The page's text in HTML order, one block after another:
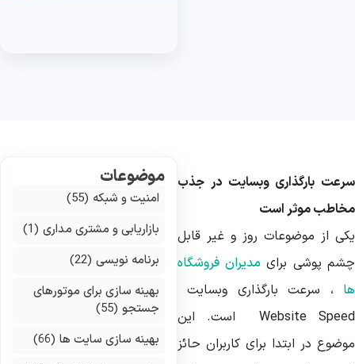
بارگذاری وبسایت در جذب
موثر است
از موضوعات روز و غیر قابل
پوشی برای مدیران فروشگاه
، سرعت بارگذاری وبسایت 
Website Speed  است. این
در ابتدا برای کاربران حائز
موضوعات
امنیت و شبکه(55)
بازاریابی و مشتری مداری(1)
برنامه نویسی(22)
بهینه سازی برای موتورهای
جستجو(55)
بهینه سازی سایت ها(66)